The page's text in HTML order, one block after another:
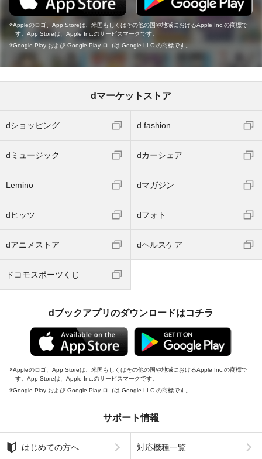
Appleのロゴ、App Storeは、米国もしくはその他の国や地域におけるApple Inc.の商標で
す。App Storeは、Apple Inc.のサービスマークです。
Google Play および Google Play ロゴは Google LLC の商標です。
dマーケットストア
dショッピング d fashion
dミュージック dカーシェア
Lemino dマガジン
dヒッツ dフォト
dアニメストア dヘルスケア
ドコモスポーツくじ
dブックアプリのダウンロードはコチラ
Appleのロゴ、App Storeは、米国もしくはその他の国や地域におけるApple Inc.の商標で
す。App Storeは、Apple Inc.のサービスマークです。
Google Play および Google Play ロゴは Google LLC の商標です。
サポート情報
はじめての方へ 対応機種一覧